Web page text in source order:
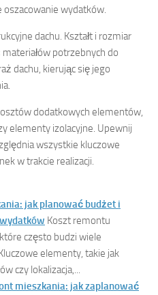
wydatków.
dachu. Kształt i rozmiar
materiałów potrzebnych do
dachu, kierując się jego
dodatkowych elementów,
elementy izolacyjne. Upewnij
wszystkie kluczowe
w trakcie realizacji.
jak planować budżet i
Koszt remontu
często budzi wiele
elementy, takie jak
czy lokalizacja,...
mieszkania: jak zaplanować